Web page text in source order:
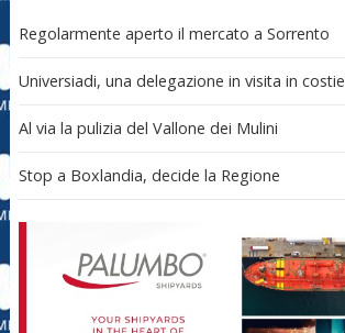
Regolarmente aperto il mercato a Sorrento
Universiadi, una delegazione in visita in
Al via la pulizia del Vallone dei Mulini
Stop a Boxlandia, decide la Regione